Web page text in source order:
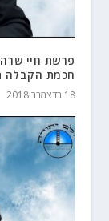
פרשת חיי
חכמת הקבלה
18 בדצמבר 2018